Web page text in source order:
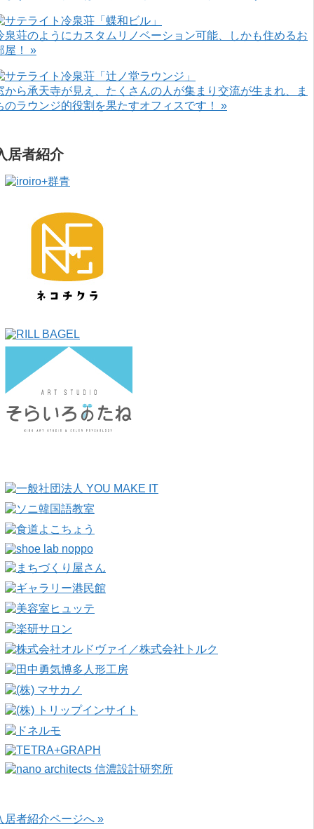
泉荘のようにカスタムリノベーション可能、しかも住めるお
屋！ »
から承天寺が見え、たくさんの人が集まり交流が生まれ、ま
のラウンジ的役割を果たすオフィスです！ »
居者紹介
居者紹介ページへ »